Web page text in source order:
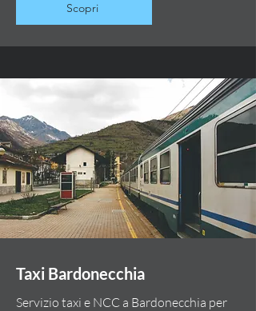
Scopri
Taxi Bardonecchia
Servizio taxi e NCC a Bardonecchia per